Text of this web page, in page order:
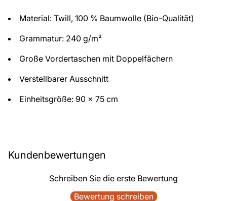
Material: Twill, 100 % Baumwolle (Bio-Qualität)
Grammatur: 240 g/m²
Große Vordertaschen mit Doppelfächern
Verstellbarer Ausschnitt
Einheitsgröße: 90 x 75 cm
Kundenbewertungen
Schreiben Sie die erste Bewertung
Bewertung schreiben